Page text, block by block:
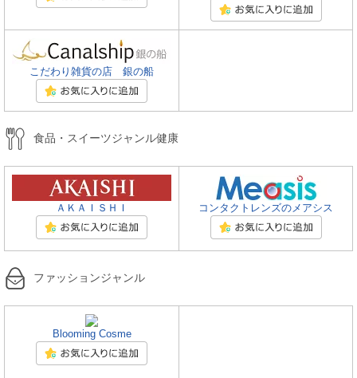
こだわり雑貨の店 銀の船
食品・スイーツジャンル健康
ＡＫＡＩＳＨＩ コンタクトレンズのメアシス
ファッションジャンル
Blooming Cosme